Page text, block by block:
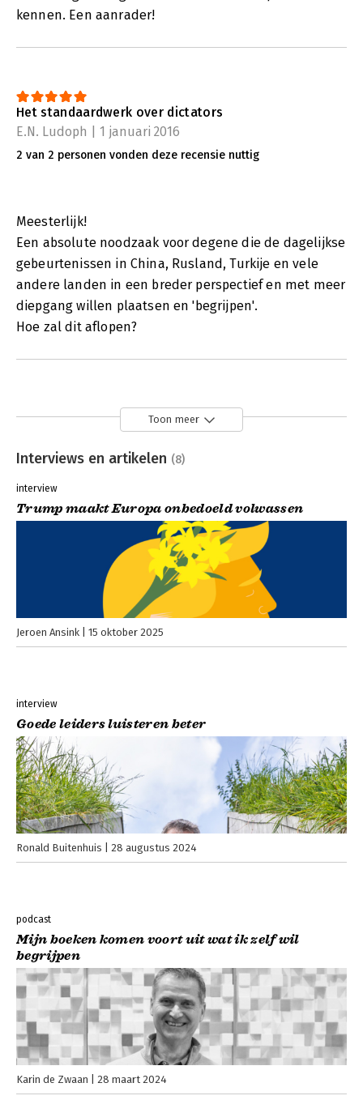
kennen. Een aanrader!
Het standaardwerk over dictators
E.N. Ludoph | 1 januari 2016
2 van 2 personen vonden deze recensie nuttig
Meesterlijk!
Een absolute noodzaak voor degene die de dagelijkse
gebeurtenissen in China, Rusland, Turkije en vele
andere landen in een breder perspectief en met meer
diepgang willen plaatsen en 'begrijpen'.
Hoe zal dit aflopen?
Toon meer
Interviews en artikelen (8)
interview
Trump maakt Europa onbedoeld volwassen
Jeroen Ansink 15 oktober 2025
interview
Goede leiders luisteren beter
Ronald Buitenhuis 28 augustus 2024
podcast
Mijn boeken komen voort uit wat ik zelf wil
begrijpen
Karin de Zwaan 28 maart 2024